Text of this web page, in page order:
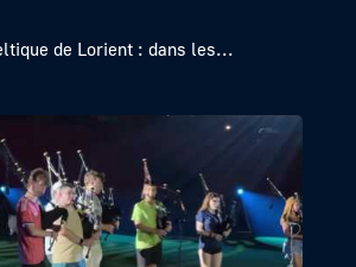
de Lorient : dans les...